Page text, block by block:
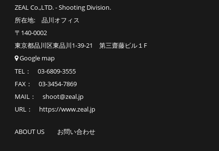
ZEAL Co.,LTD. - Shooting Division.
所在地: 品川オフィス
〒140-0002
東京都品川区東品川1-39-21 第三齋藤ビル１F
Google map
TEL： 03-6809-3555
FAX： 03-3454-7869
MAIL： shoot@zeal.jp
URL： https://www.zeal.jp
ABOUT US お問い合わせ